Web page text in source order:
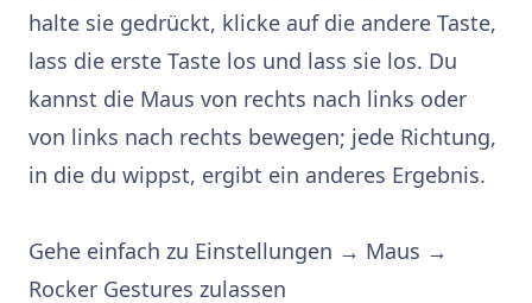
halte sie gedrückt, klicke auf die andere Taste,
lass die erste Taste los und lass sie los. Du
kannst die Maus von rechts nach links oder
von links nach rechts bewegen; jede Richtung,
in die du wippst, ergibt ein anderes Ergebnis.
Gehe einfach zu Einstellungen → Maus →
Rocker Gestures zulassen